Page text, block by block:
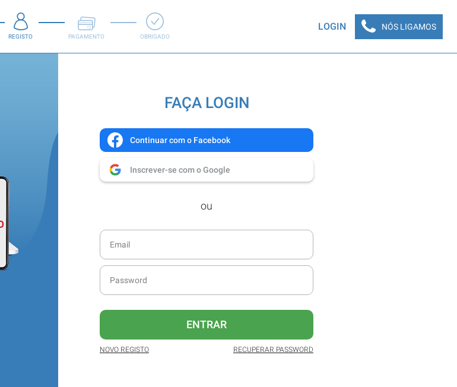
REGISTO PAGAMENTO OBRIGADO
LOGIN NÓS LIGAMOS
FAÇA LOGIN
Continuar com o Facebook
Inscrever-se com o Google
ou
ENTRAR
NOVO REGISTO RECUPERAR PASSWORD